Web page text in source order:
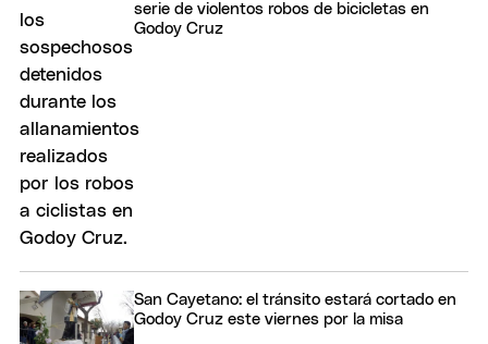
serie de violentos robos de bicicletas en
Godoy Cruz
San Cayetano: el tránsito estará cortado en
Godoy Cruz este viernes por la misa